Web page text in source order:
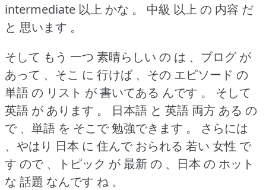
intermediate 以上 かな 。
中級 以上 の 内容 だ
と 思います 。
そして もう 一つ 素晴らしい の は 、ブログ が
あって 、そこ に 行けば 、その エピソード の
単語 の リスト が 書いてある んです 。
そして
英語 が あります 。
日本語 と 英語 両方 ある の
で 、単語 を そこで 勉強できます 。
さらには
、やはり 日本 に 住んで おられる 若い 女性 で
す ので 、トピック が 最新 の 、日本 の ホット
な 話題 なんです ね 。